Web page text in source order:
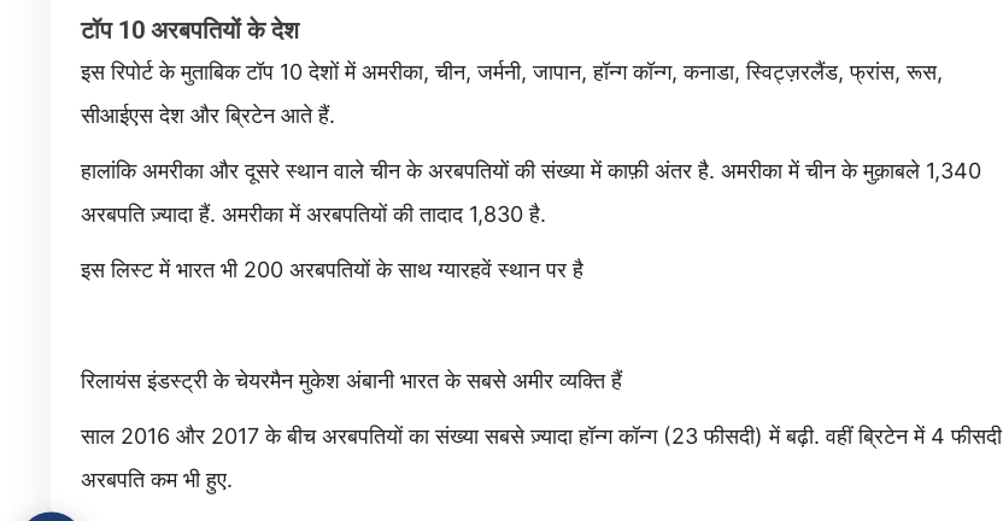
टॉप 10 अरबपतियों के देश
इस रिपोर्ट के मुताबिक टॉप 10 देशों में अमरीका, चीन, जर्मनी, जापान, हॉन्ग कॉन्ग, कनाडा, स्विट्ज़रलैंड, फ्रांस, रूस,
सीआईएस देश और ब्रिटेन आते हैं.
हालांकि अमरीका और दूसरे स्थान वाले चीन के अरबपतियों की संख्या में काफ़ी अंतर है. अमरीका में चीन के मुक़ाबले 1,340
अरबपति ज़्यादा हैं. अमरीका में अरबपतियों की तादाद 1,830 है.
इस लिस्ट में भारत भी 200 अरबपतियों के साथ ग्यारहवें स्थान पर है
रिलायंस इंडस्ट्री के चेयरमैन मुकेश अंबानी भारत के सबसे अमीर व्यक्ति हैं
साल 2016 और 2017 के बीच अरबपतियों का संख्या सबसे ज़्यादा हॉन्ग कॉन्ग (23 फीसदी) में बढ़ी. वहीं ब्रिटेन में 4 फीसदी
अरबपति कम भी हुए.